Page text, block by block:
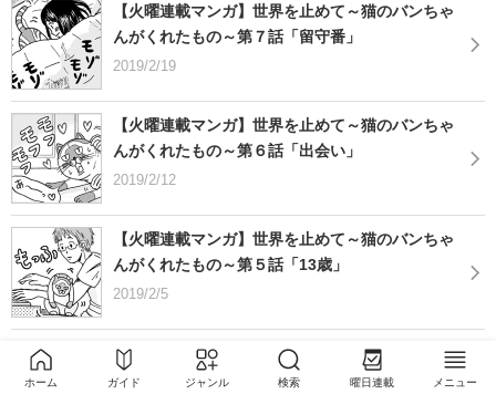
【火曜連載マンガ】世界を止めて～猫のバンちゃ
んがくれたもの～第７話「留守番」
2019/2/19
【火曜連載マンガ】世界を止めて～猫のバンちゃ
んがくれたもの～第６話「出会い」
2019/2/12
【火曜連載マンガ】世界を止めて～猫のバンちゃ
んがくれたもの～第５話「13歳」
2019/2/5
【火曜連載マンガ】世界を止めて～猫のバンちゃ
んがくれたもの～第４話「3人」
ホーム ガイド ジャンル 検索 曜日連載 メニュー